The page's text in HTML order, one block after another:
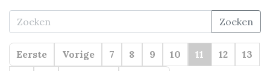
Zoeken
Eerste Vorige 7 8 9 10 11 12
13